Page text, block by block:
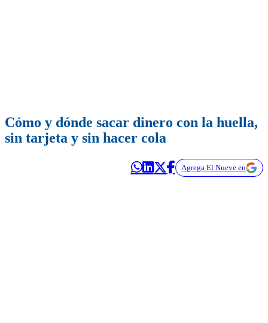
Cómo y dónde sacar dinero con la huella,
sin tarjeta y sin hacer cola
Agrega El Nueve en